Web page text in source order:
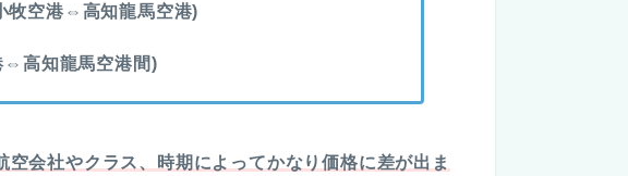
牧空港⇔高知龍馬空港)
⇔高知龍馬空港間)
空会社やクラス、時期によってかなり価格に差が出ま